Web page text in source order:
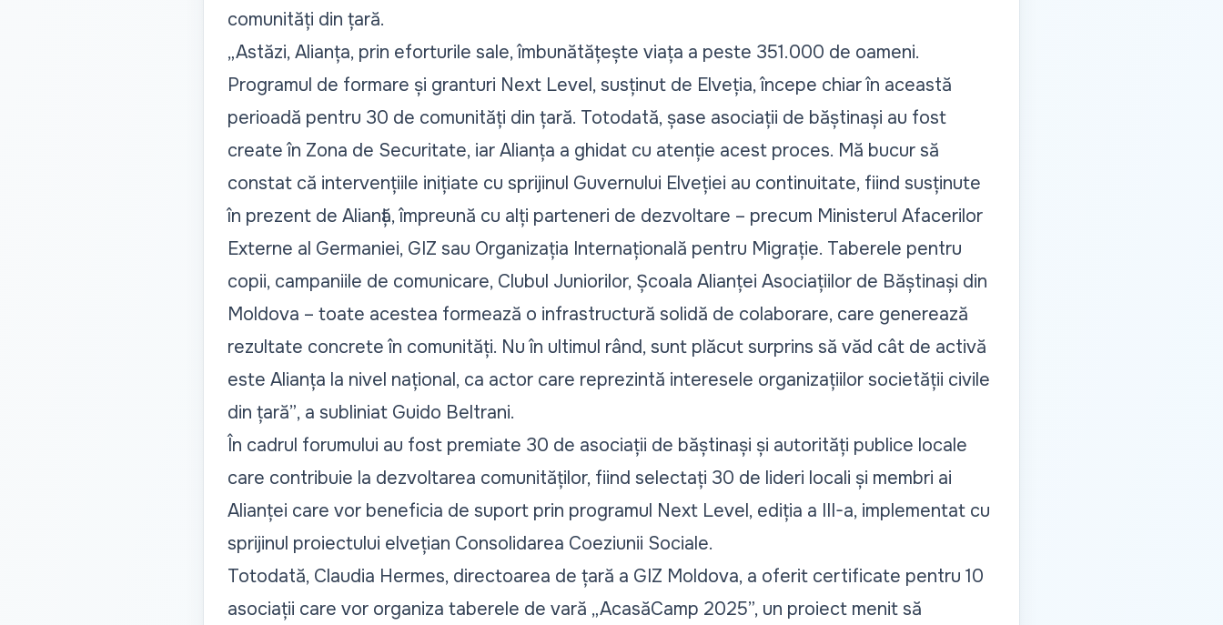
comunități din țară.
„Astăzi, Alianța, prin eforturile sale, îmbunătățește viața a peste 351.000 de oameni.
Programul de formare și granturi Next Level, susținut de Elveția, începe chiar în această
perioadă pentru 30 de comunități din țară. Totodată, șase asociații de băștinași au fost
create în Zona de Securitate, iar Alianța a ghidat cu atenție acest proces. Mă bucur să
constat că intervențiile inițiate cu sprijinul Guvernului Elveției au continuitate, fiind susținute
în prezent de Alianță, împreună cu alți parteneri de dezvoltare – precum Ministerul Afacerilor
Externe al Germaniei, GIZ sau Organizația Internațională pentru Migrație. Taberele pentru
copii, campaniile de comunicare, Clubul Juniorilor, Școala Alianței Asociațiilor de Băștinași din
Moldova – toate acestea formează o infrastructură solidă de colaborare, care generează
rezultate concrete în comunități. Nu în ultimul rând, sunt plăcut surprins să văd cât de activă
este Alianța la nivel național, ca actor care reprezintă interesele organizațiilor societății civile
din țară”, a subliniat Guido Beltrani.
În cadrul forumului au fost premiate 30 de asociații de băștinași și autorități publice locale
care contribuie la dezvoltarea comunităților, fiind selectați 30 de lideri locali și membri ai
Alianței care vor beneficia de suport prin programul Next Level, ediția a III-a, implementat cu
sprijinul proiectului elvețian Consolidarea Coeziunii Sociale.
Totodată, Claudia Hermes, directoarea de țară a GIZ Moldova, a oferit certificate pentru 10
asociații care vor organiza taberele de vară „AcasăCamp 2025”, un proiect menit să